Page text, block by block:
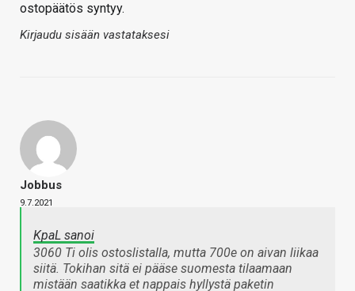
ostopäätös syntyy.
Kirjaudu sisään vastataksesi
Jobbus
9.7.2021
KpaL sanoi
3060 Ti olis ostoslistalla, mutta 700e on aivan liikaa
siitä. Tokihan sitä ei pääse suomesta tilaamaan
mistään saatikka et nappais hyllystä paketin